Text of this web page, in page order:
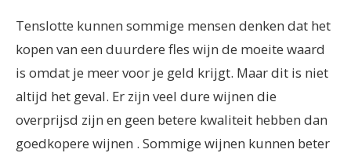
Tenslotte kunnen sommige mensen denken dat het
kopen van een duurdere fles wijn de moeite waard
is omdat je meer voor je geld krijgt. Maar dit is niet
altijd het geval. Er zijn veel dure wijnen die
overprijsd zijn en geen betere kwaliteit hebben dan
goedkopere wijnen . Sommige wijnen kunnen beter